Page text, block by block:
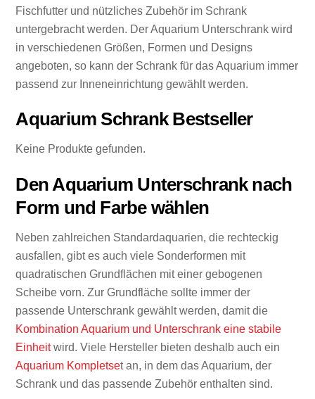
Fischfutter und nützliches Zubehör im Schrank
untergebracht werden. Der Aquarium Unterschrank wird
in verschiedenen Größen, Formen und Designs
angeboten, so kann der Schrank für das Aquarium immer
passend zur Inneneinrichtung gewählt werden.
Aquarium Schrank Bestseller
Keine Produkte gefunden.
Den Aquarium Unterschrank nach
Form und Farbe wählen
Neben zahlreichen Standardaquarien, die rechteckig
ausfallen, gibt es auch viele Sonderformen mit
quadratischen Grundflächen mit einer gebogenen
Scheibe vorn. Zur Grundfläche sollte immer der
passende Unterschrank gewählt werden, damit die
Kombination Aquarium und Unterschrank eine stabile
Einheitwird. Viele Hersteller bieten deshalb auch ein
Aquarium Kompletset an, in dem das Aquarium, der
Schrank und das passende Zubehör enthalten sind.